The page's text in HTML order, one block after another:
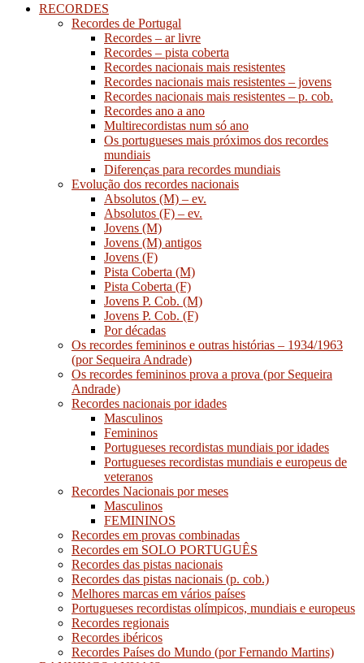
RECORDES
Recordes de Portugal
Recordes – ar livre
Recordes – pista coberta
Recordes nacionais mais resistentes
Recordes nacionais mais resistentes – jovens
Recordes nacionais mais resistentes – p. cob.
Recordes ano a ano
Multirecordistas num só ano
Os portugueses mais próximos dos recordes
mundiais
Diferenças para recordes mundiais
Evolução dos recordes nacionais
Absolutos (M) – ev.
Absolutos (F) – ev.
Jovens (M)
Jovens (M) antigos
Jovens (F)
Pista Coberta (M)
Pista Coberta (F)
Jovens P. Cob. (M)
Jovens P. Cob. (F)
Por décadas
Os recordes femininos e outras histórias – 1934/1963
(por Sequeira Andrade)
Os recordes femininos prova a prova (por Sequeira
Andrade)
Recordes nacionais por idades
Masculinos
Femininos
Portugueses recordistas mundiais por idades
Portugueses recordistas mundiais e europeus de
veteranos
Recordes Nacionais por meses
Masculinos
FEMININOS
Recordes em provas combinadas
Recordes em SOLO PORTUGUÊS
Recordes das pistas nacionais
Recordes das pistas nacionais (p. cob.)
Melhores marcas em vários países
Portugueses recordistas olímpicos, mundiais e europeus
Recordes regionais
Recordes ibéricos
Recordes Países do Mundo (por Fernando Martins)